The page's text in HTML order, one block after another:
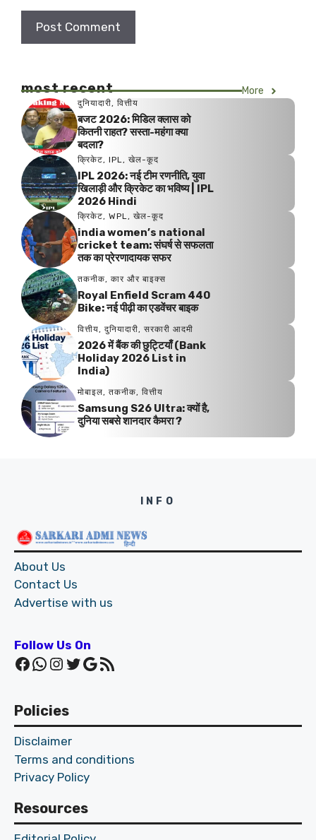
most recent More
दुनियादारी, वित्तीय
बजट 2026: मिडिल क्लास को
कितनी राहत? सस्ता-महंगा क्या
बदला?
क्रिकेट, IPL , खेल-कूद
IPL 2026: नई टीम रणनीति, युवा
खिलाड़ी और क्रिकेट का भविष्य | IPL
2026 Hindi
क्रिकेट, WPL , खेल-कूद
india women’s national
cricket team: संघर्ष से सफलता
तक का प्रेरणादायक सफर
तकनीक, कार और बाइक्स
Royal Enfield Scram 440
Bike: नई पीढ़ी का एडवेंचर बाइक
वित्तीय, दुनियादारी, सरकारी आदमी
2026 में बैंक की छुट्टियाँ (Bank
Holiday 2026 List in
India)
मोबाइल, तकनीक, वित्तीय
Samsung S26 Ultra: क्यों है,
दुनिया सबसे शानदार कैमरा ?
INFO
About Us
Contact Us
Advertise with us
Follow Us On
Facebook WhatsApp Instagram Twitter Google RSS Feed
Policies
Disclaimer
Terms and conditions
Privacy Policy
Resources